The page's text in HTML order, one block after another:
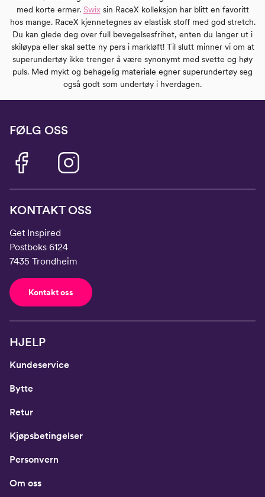
med korte ermer. Swixsin RaceX kolleksjon har blitt en favoritt
hos mange. RaceX kjennetegnes av elastisk stoff med god stretch.
Du kan glede deg over full bevegelsesfrihet, enten du langer ut i
skiløypa eller skal sette ny pers i markløft! Til slutt minner vi om at
superundertøy ikke trenger å være synonymt med svette og høy
puls. Med mykt og behagelig materiale egner superundertøy seg
også godt som undertøy i hverdagen.
FØLG OSS
KONTAKT OSS
Get Inspired
Postboks 6124
7435 Trondheim
Kontakt oss
HJELP
Kundeservice
Bytte
Retur
Kjøpsbetingelser
Personvern
Om oss